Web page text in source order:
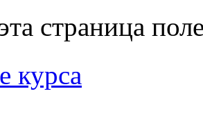
страница
курса